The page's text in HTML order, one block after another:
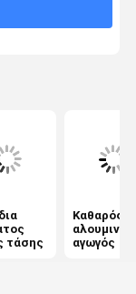
τάσης
Καθαρός
αγωγός